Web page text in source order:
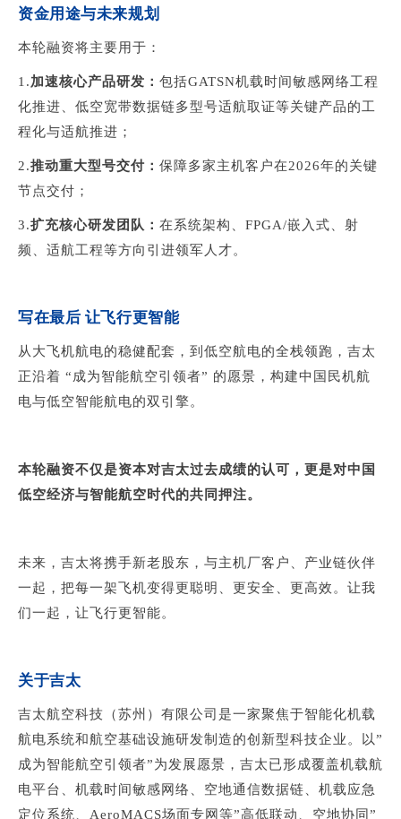
资金用途与未来规划
本轮融资将主要用于：
1.加速核心产品研发： 包括GATSN机载时间敏感网络工程
化推进、低空宽带数据链多型号适航取证等关键产品的工
程化与适航推进；
2.推动重大型号交付： 保障多家主机客户在2026年的关键
节点交付；
3.扩充核心研发团队： 在系统架构、FPGA/嵌入式、射
频、适航工程等方向引进领军人才。
写在最后 让飞行更智能
从大飞机航电的稳健配套，到低空航电的全栈领跑，吉太
正沿着 “成为智能航空引领者” 的愿景，构建中国民机航
电与低空智能航电的双引擎。
本轮融资不仅是资本对吉太过去成绩的认可，更是对中国
低空经济与智能航空时代的共同押注。
未来，吉太将携手新老股东，与主机厂客户、产业链伙伴
一起，把每一架飞机变得更聪明、更安全、更高效。让我
们一起，让飞行更智能。
关于吉太
吉太航空科技（苏州）有限公司是一家聚焦于智能化机载
航电系统和航空基础设施研发制造的创新型科技企业。以”
成为智能航空引领者”为发展愿景，吉太已形成覆盖机载航
电平台、机载时间敏感网络、空地通信数据链、机载应急
定位系统、AeroMACS场面专网等”高低联动、空地协同”